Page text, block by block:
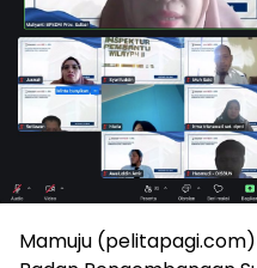
Mamuju